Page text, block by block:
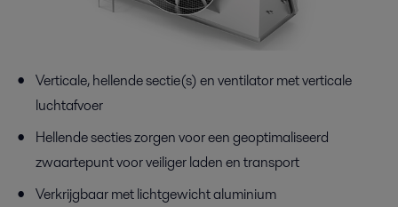
Verticale, hellende sectie(s) en ventilator met verticale
luchtafvoer
Hellende secties zorgen voor een geoptimaliseerd
zwaartepunt voor veiliger laden en transport
Verkrijgbaar met lichtgewicht aluminium